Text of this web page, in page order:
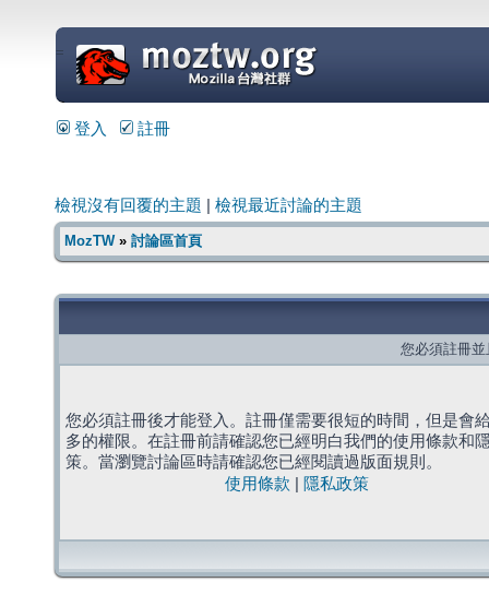
=
登入 註冊
檢視沒有回覆的主題 檢視最近討論的主題
MozTW» 討論區首頁
您必須註冊
您必須註冊後才能登入。註冊僅需要很短的時間，但是會
多的權限。在註冊前請確認您已經明白我們的使用條款和
策。當瀏覽討論區時請確認您已經閱讀過版面規則。
使用條款
隱私政策